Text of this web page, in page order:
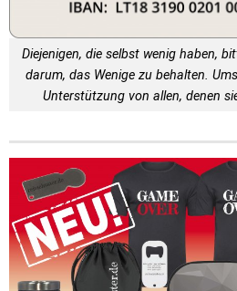
Diejenigen, die selbst wenig haben,
darum, das Wenige zu behalten.
Unterstützung von allen, denen